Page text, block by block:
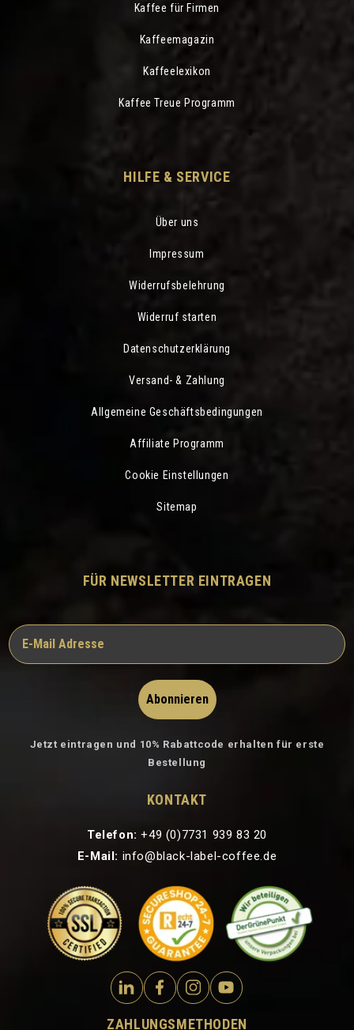
Kaffee für Firmen
Kaffeemagazin
Kaffeelexikon
Kaffee Treue Programm
HILFE & SERVICE
Über uns
Impressum
Widerrufsbelehrung
Widerruf starten
Datenschutzerklärung
Versand- & Zahlung
Allgemeine Geschäftsbedingungen
Affiliate Programm
Cookie Einstellungen
Sitemap
FÜR NEWSLETTER EINTRAGEN
Abonnieren
Jetzt eintragen und 10% Rabattcode erhalten für erste
Bestellung
KONTAKT
Telefon: +49 (0)7731 939 83 20
E-Mail: info@black-label-coffee.de
ZAHLUNGSMETHODEN